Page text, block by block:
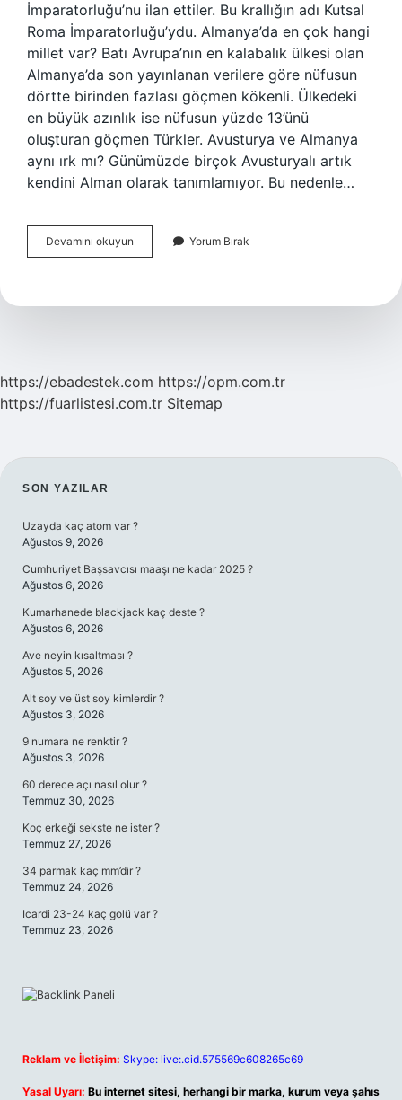
İmparatorluğu’nu ilan ettiler. Bu krallığın adı Kutsal
Roma İmparatorluğu’ydu. Almanya’da en çok hangi
millet var? Batı Avrupa’nın en kalabalık ülkesi olan
Almanya’da son yayınlanan verilere göre nüfusun
dörtte birinden fazlası göçmen kökenli. Ülkedeki
en büyük azınlık ise nüfusun yüzde 13’ünü
oluşturan göçmen Türkler. Avusturya ve Almanya
aynı ırk mı? Günümüzde birçok Avusturyalı artık
kendini Alman olarak tanımlamıyor. Bu nedenle…
Devamını okuyun Almanya
Hangi
Yorum Bırak
https://ebadestek.com https://opm.com.tr
https://fuarlistesi.com.tr Sitemap
SIDEBAR
SON YAZILAR
Uzayda kaç atom var ?
Ağustos 9, 2026
Cumhuriyet Başsavcısı maaşı ne kadar 2025 ?
Ağustos 6, 2026
Kumarhanede blackjack kaç deste ?
Ağustos 6, 2026
Ave neyin kısaltması ?
Ağustos 5, 2026
Alt soy ve üst soy kimlerdir ?
Ağustos 3, 2026
9 numara ne renktir ?
Ağustos 3, 2026
60 derece açı nasıl olur ?
Temmuz 30, 2026
Koç erkeği sekste ne ister ?
Temmuz 27, 2026
34 parmak kaç mm’dir ?
Temmuz 24, 2026
Icardi 23-24 kaç golü var ?
Temmuz 23, 2026
Reklam ve İletişim: Skype: live:.cid.575569c608265c69
Yasal Uyarı: Bu internet sitesi, herhangi bir marka, kurum veya şahıs